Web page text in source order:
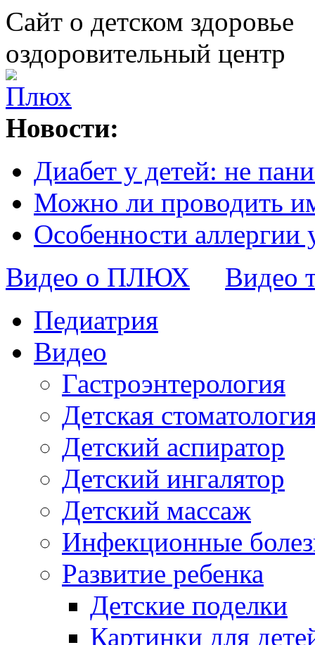
Сайт о детском здоровье
оздоровительный центр
Новости:
Диабет у детей: не
Можно ли проводить
Особенности аллергии
Видео о ПЛЮХ
Видео
Педиатрия
Видео
Гастроэнтерология
Детская
Детский аспиратор
Детский ингалятор
Детский массаж
Инфекционные
Развитие ребенка
Детские поделки
Картинки для